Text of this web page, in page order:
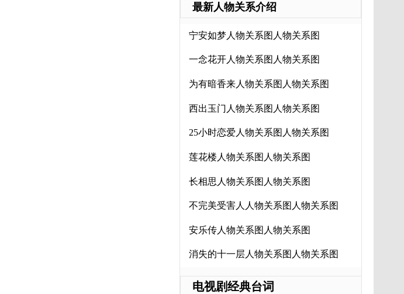
最新人物关系介绍
宁安如梦人物关系图人物关系图
一念花开人物关系图人物关系图
为有暗香来人物关系图人物关系图
西出玉门人物关系图人物关系图
25小时恋爱人物关系图人物关系图
莲花楼人物关系图人物关系图
长相思人物关系图人物关系图
不完美受害人人物关系图人物关系图
安乐传人物关系图人物关系图
消失的十一层人物关系图人物关系图
电视剧经典台词